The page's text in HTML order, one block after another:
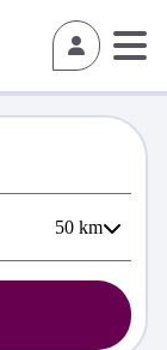
50 km